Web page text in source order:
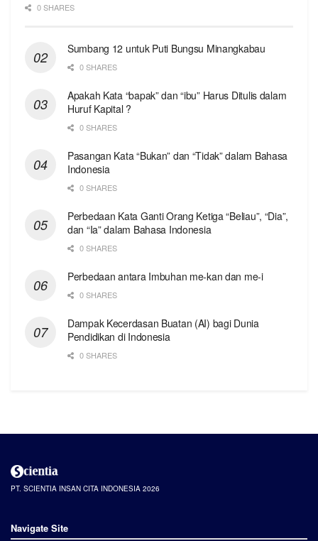
0 SHARES
Sumbang 12 untuk Puti Bungsu Minangkabau
0 SHARES
Apakah Kata “bapak” dan “ibu” Harus Ditulis dalam
Huruf Kapital ?
0 SHARES
Pasangan Kata “Bukan” dan “Tidak” dalam Bahasa
Indonesia
0 SHARES
Perbedaan Kata Ganti Orang Ketiga “Beliau”, “Dia”,
dan “Ia” dalam Bahasa Indonesia
0 SHARES
Perbedaan antara Imbuhan me-kan dan me-i
0 SHARES
Dampak Kecerdasan Buatan (AI) bagi Dunia
Pendidikan di Indonesia
0 SHARES
PT. SCIENTIA INSAN CITA INDONESIA 2026
Navigate Site